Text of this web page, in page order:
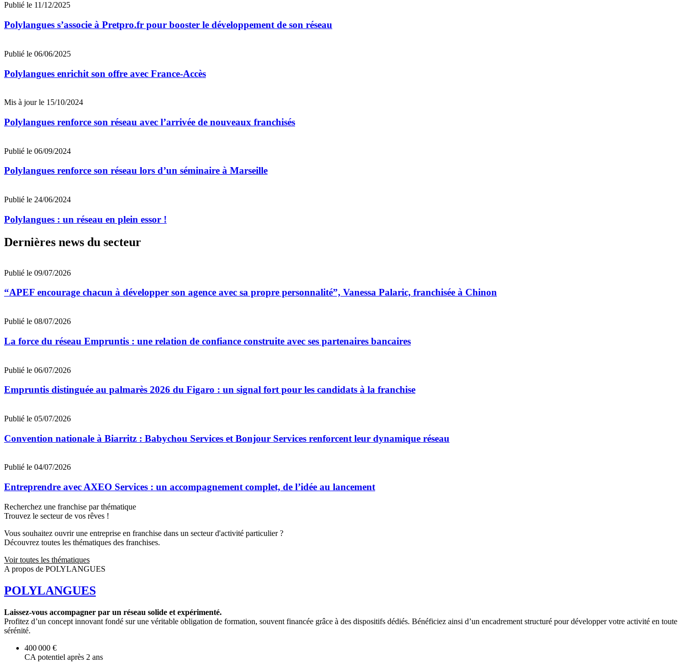
Publié le 11/12/2025
Polylangues s’associe à Pretpro.fr pour booster le développement de son réseau
Publié le 06/06/2025
Polylangues enrichit son offre avec France-Accès
Mis à jour le 15/10/2024
Polylangues renforce son réseau avec l’arrivée de nouveaux franchisés
Publié le 06/09/2024
Polylangues renforce son réseau lors d’un séminaire à Marseille
Publié le 24/06/2024
Polylangues : un réseau en plein essor !
Dernières news du secteur
Publié le 09/07/2026
“APEF encourage chacun à développer son agence avec sa propre personnalité”, Vanessa Palaric, franchisée à Chinon
Publié le 08/07/2026
La force du réseau Empruntis : une relation de confiance construite avec ses partenaires bancaires
Publié le 06/07/2026
Empruntis distinguée au palmarès 2026 du Figaro : un signal fort pour les candidats à la franchise
Publié le 05/07/2026
Convention nationale à Biarritz : Babychou Services et Bonjour Services renforcent leur dynamique réseau
Publié le 04/07/2026
Entreprendre avec AXEO Services : un accompagnement complet, de l’idée au lancement
Recherchez une franchise par thématique
Trouvez le secteur de vos rêves !
Vous souhaitez ouvrir une entreprise en franchise dans un secteur d'activité particulier ?
Découvrez toutes les thématiques des franchises.
Voir toutes les thématiques
A propos de POLYLANGUES
POLYLANGUES
Laissez-vous accompagner par un réseau solide et expérimenté.
Profitez d’un concept innovant fondé sur une véritable obligation de formation, souvent financée grâce à des dispositifs dédiés. Bénéficiez ainsi d’un encadrement structuré pour développer votre activité en toute
sérénité.
400 000 €
CA potentiel après 2 ans